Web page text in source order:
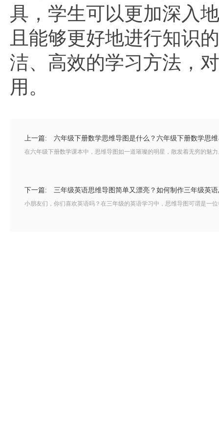
具，学生可以更加深入
且能够更好地进行知识
洁、高效的学习方法，
用。
上一篇: 六年级下册数学思维导图是什么？六年级下册数学思
在六年级下册数学课本中，思维导图如一道璀璨的明星，散发着无穷的魅
下一篇: 三年级英语思维导图简单又漂亮？如何制作三年级英
小朋友们，你们喜欢英语吗？在三年级的英语学习中，思维导图可谓是一